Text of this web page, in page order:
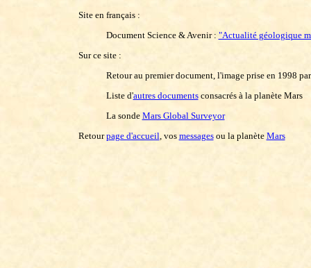
Site en français :
Document Science & Avenir : "Actualité géologique
Sur ce site :
Retour au premier document, l'image prise en 1998
Liste d'autres documentsconsacrés à la planète Mars
La sonde Mars Global Surveyor
Retourpage d'accueil, vos messagesou la planète Mars